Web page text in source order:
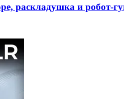
раскладушка и